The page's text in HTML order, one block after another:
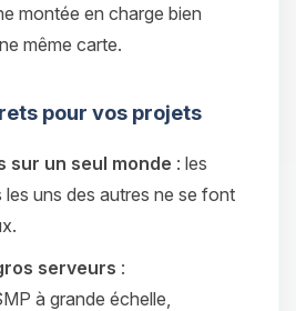
montée en charge bien
même carte.
pour vos projets
sur un seul monde : les
les uns des autres ne se font
serveurs :
à grande échelle,